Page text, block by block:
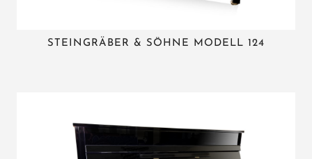
STEINGRÄBER & SÖHNE MODELL 124